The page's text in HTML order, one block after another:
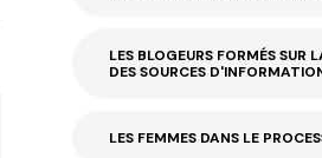
LES BLOGEURS FORMÉS SUR
DES SOURCES
LES FEMMES DANS LE